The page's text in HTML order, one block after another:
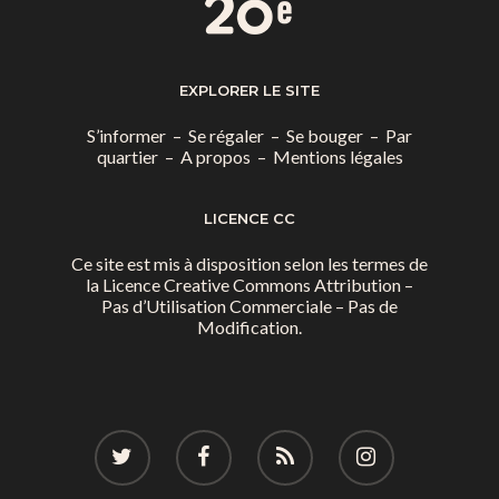
EXPLORER LE SITE
S’informer – Se régaler – Se bouger – Par
quartier– A propos – Mentions légales
LICENCE CC
Ce site est mis à disposition selon les termes de
la Licence Creative Commons Attribution –
Pas d’Utilisation Commerciale – Pas de
Modification.